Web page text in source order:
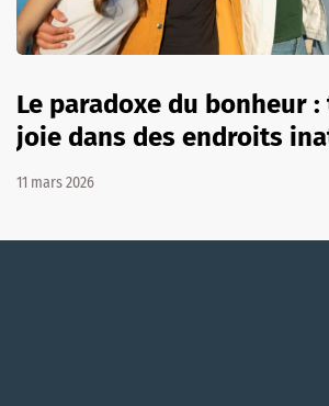
Le paradoxe du bonheur
joie dans des endroits
11 mars 2026